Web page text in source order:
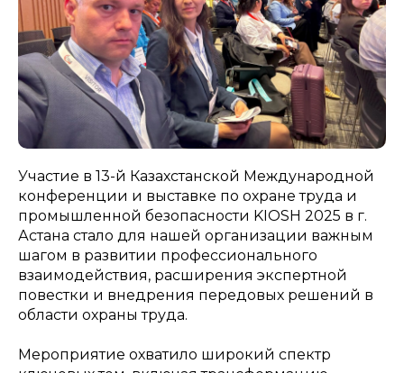
Участие в 13-й Казахстанской Международной
конференции и выставке по охране труда и
промышленной безопасности KIOSH 2025 в г.
Астана стало для нашей организации важным
шагом в развитии профессионального
взаимодействия, расширения экспертной
повестки и внедрения передовых решений в
области охраны труда.
Мероприятие охватило широкий спектр